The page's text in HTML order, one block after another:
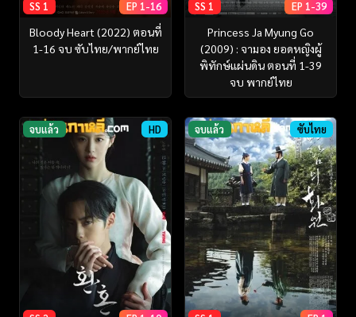
SS 1 EP 1-16
Bloody Heart (2022) ตอนที่
1-16 จบ ซับไทย/พากย์ไทย
SS 1 EP 1-39
Princess Ja Myung Go
(2009) : จามอง ยอดหญิงผู้
พิทักษ์แผ่นดิน ตอนที่ 1-39
จบ พากย์ไทย
จบแล้ว HD จบแล้ว ซับไทย